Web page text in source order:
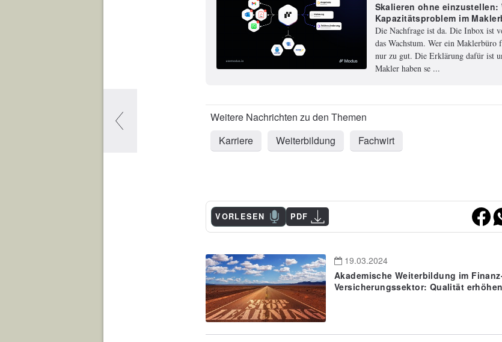
Skalieren ohne einzustellen:
Kapazitätsproblem im
Die Nachfrage ist da. Die Inbox ist
das Wachstum. Wer ein Maklerbüro
nur zu gut. Die Erklärung dafür ist
Makler haben se ...
Karriere Weiterbildung Fachwirt
VORLESEN PDF
19.03.2024
Akademische Weiterbildung im
Versicherungssektor: Qualität